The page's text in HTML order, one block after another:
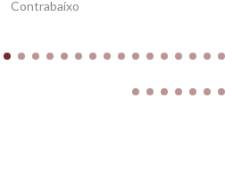
Contrabaixo